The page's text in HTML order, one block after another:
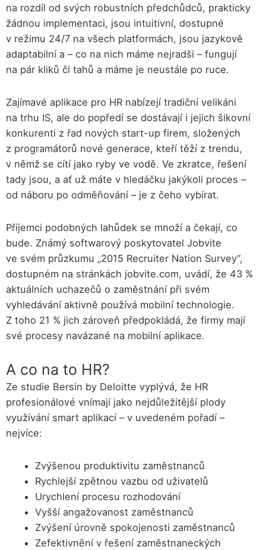
na rozdíl od svých robustních předchůdců, prakticky
žádnou implementaci, jsou intuitivní, dostupné
v režimu 24/7 na všech platformách, jsou jazykově
adaptabilní a – co na nich máme nejradši – fungují
na pár kliků či tahů a máme je neustále po ruce.
Zajímavé aplikace pro HR nabízejí tradiční velikáni
na trhu IS, ale do popředí se dostávají i jejich šikovní
konkurenti z řad nových start-up firem, složených
z programátorů nové generace, kteří těží z trendu,
v němž se cítí jako ryby ve vodě. Ve zkratce, řešení
tady jsou, a ať už máte v hledáčku jakýkoli proces –
od náboru po odměňování – je z čeho vybírat.
Příjemci podobných lahůdek se množí a čekají, co
bude. Známý softwarový poskytovatel Jobvite
ve svém průzkumu „2015 Recruiter Nation Survey“,
dostupném na stránkách jobvite.com, uvádí, že 43 %
aktuálních uchazečů o zaměstnání při svém
vyhledávání aktivně používá mobilní technologie.
Z toho 21 % jich zároveň předpokládá, že firmy mají
své procesy navázané na mobilní aplikace.
A co na to HR?
Ze studie Bersin by Deloitte vyplývá, že HR
profesionálové vnímají jako nejdůležitější plody
využívání smart aplikací – v uvedeném pořadí –
nejvíce:
Zvýšenou produktivitu zaměstnanců
Rychlejší zpětnou vazbu od uživatelů
Urychlení procesu rozhodování
Vyšší angažovanost zaměstnanců
Zvýšení úrovně spokojenosti zaměstnanců
Zefektivnění v řešení zaměstnaneckých